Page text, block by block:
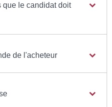
que le candidat doit
de l'acheteur